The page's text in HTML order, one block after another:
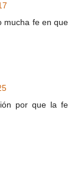
mucha fe en que
por que la fe